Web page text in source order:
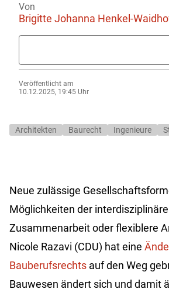
Von
Brigitte Johanna Henkel-
Veröffentlicht am
10.12.2025, 19:45 Uhr
Architekten Baurecht Ingenieure
Neue zulässige
Möglichkeiten der
Zusammenarbeit oder flexiblere
Nicole Razavi (CDU) hat eine
Bauberufsrechts auf den Weg
Bauwesen ändert sich und damit